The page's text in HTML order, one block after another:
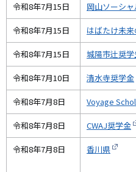
令和8年7月15日 岡山ソーシ
令和8年7月15日 はばたけ未来
令和8年7月15日 城陽市辻奨
令和8年7月10日 清水寺奨学金
令和8年7月8日 Voyage
令和8年7月8日 CWAJ奨学金
令和8年7月8日 香川県